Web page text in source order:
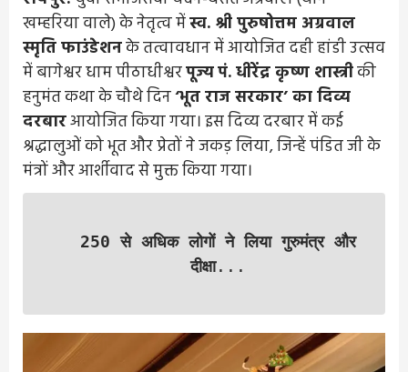
खम्हरिया वाले) के नेतृत्व मेंस्व. श्री पुरुषोत्तम अग्रवाल
स्मृति फाउंडेशनके तत्वावधान में आयोजित दही हांडी उत्सव
में बागेश्वर धाम पीठाधीश्वरपूज्य पं. धीरेंद्र कृष्ण शास्त्रीकी
हनुमंत कथा के चौथे दिन‘भूत राज सरकार’ का दिव्य
दरबारआयोजित किया गया। इस दिव्य दरबार में कई
श्रद्धालुओं को भूत और प्रेतों ने जकड़ लिया, जिन्हें पंडित जी के
मंत्रों और आर्शीवाद से मुक्त किया गया।
250 से अधिक लोगों ने लिया गुरुमंत्र और
दीक्षा...